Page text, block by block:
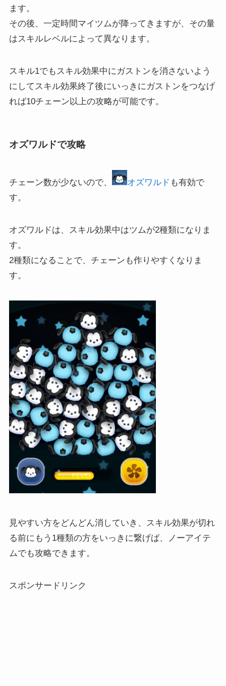
ます。
その後、一定時間マイツムが降ってきますが、その量
はスキルレベルによって異なります。
スキル1でもスキル効果中にガストンを消さないよう
にしてスキル効果終了後にいっきにガストンをつなげ
れば10チェーン以上の攻略が可能です。
オズワルドで攻略
チェーン数が少ないので、 オズワルド も有効で
す。
オズワルドは、スキル効果中はツムが2種類になりま
す。
2種類になることで、チェーンも作りやすくなりま
す。
見やすい方をどんどん消していき、スキル効果が切れ
る前にもう1種類の方をいっきに繋げば、ノーアイテ
ムでも攻略できます。
スポンサードリンク